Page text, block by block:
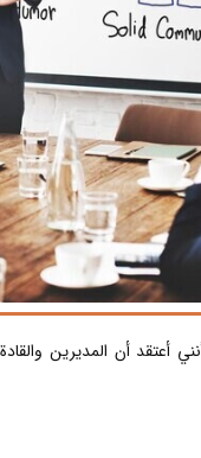
أعتقد أن المديرين